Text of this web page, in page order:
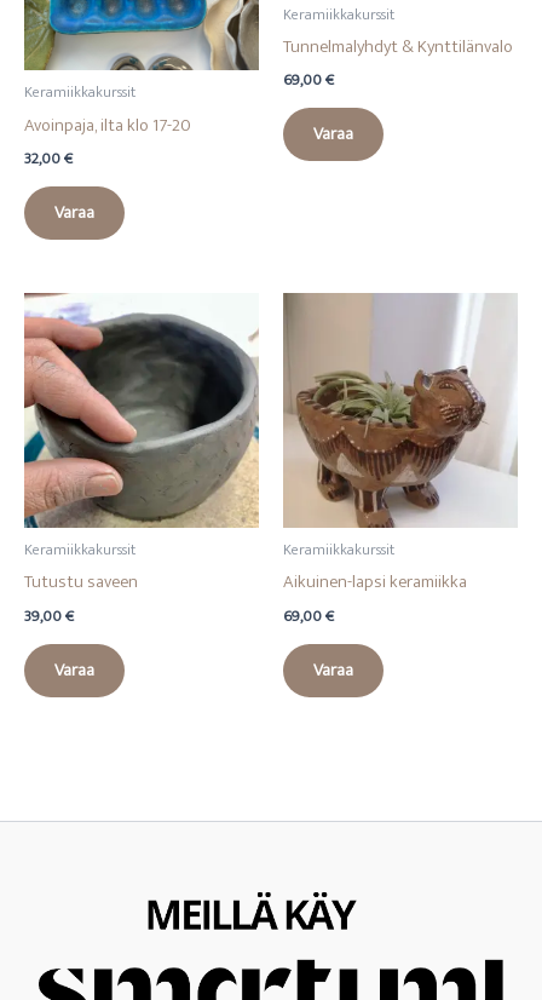
Keramiikkakurssit
Avoinpaja, ilta klo 17-20
32,00€
Varaa
Keramiikkakurssit
Tunnelmalyhdyt & Kynttilänvalo
69,00€
Varaa
Keramiikkakurssit
Tutustu saveen
39,00€
Varaa
Keramiikkakurssit
Aikuinen-lapsi keramiikka
69,00€
Varaa